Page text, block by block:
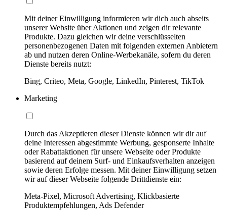
Mit deiner Einwilligung informieren wir dich auch abseits
unserer Website über Aktionen und zeigen dir relevante
Produkte. Dazu gleichen wir deine verschlüsselten
personenbezogenen Daten mit folgenden externen Anbietern
ab und nutzen deren Online-Werbekanäle, sofern du deren
Dienste bereits nutzt:
Bing, Criteo, Meta, Google, LinkedIn, Pinterest, TikTok
Marketing
Durch das Akzeptieren dieser Dienste können wir dir auf
deine Interessen abgestimmte Werbung, gesponserte Inhalte
oder Rabattaktionen für unsere Webseite oder Produkte
basierend auf deinem Surf- und Einkaufsverhalten anzeigen
sowie deren Erfolge messen. Mit deiner Einwilligung setzen
wir auf dieser Webseite folgende Drittdienste ein:
Meta-Pixel, Microsoft Advertising, Klickbasierte
Produktempfehlungen, Ads Defender